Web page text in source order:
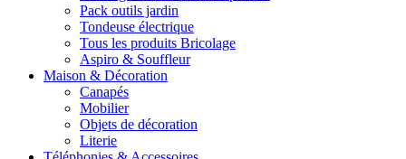
Pack outils jardin
Tondeuse électrique
Tous les produits Bricolage
Aspiro & Souffleur
Maison & Décoration
Canapés
Mobilier
Objets de décoration
Literie